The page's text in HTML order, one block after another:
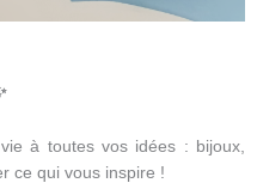
à toutes vos idées : bijoux,
ce qui vous inspire !